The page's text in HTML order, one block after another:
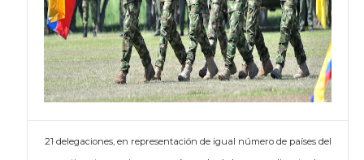
21 delegaciones, en representación de igual número de países del